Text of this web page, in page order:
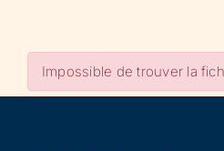
Impossible de trouver la